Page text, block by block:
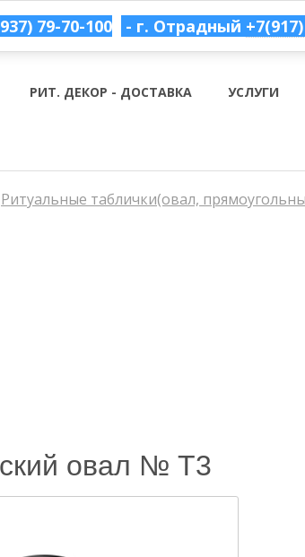
79-70-100 - г. Отрадный
РИТ. ДЕКОР - ДОСТАВКА УСЛУГИ
Ритуальные таблички(овал,
овал № Т3